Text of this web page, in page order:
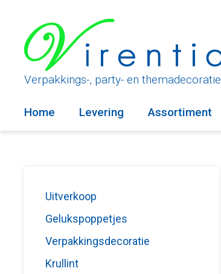
inhoudVerpakkings-, party- en themadecoratie
Home Levering Assortiment
Uitverkoop
Gelukspoppetjes
Verpakkingsdecoratie
Krullint